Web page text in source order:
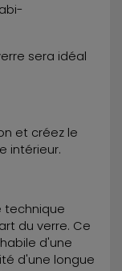
sera idéal
et créez le
intérieur.
technique
du verre. Ce
d'une
d'une longue